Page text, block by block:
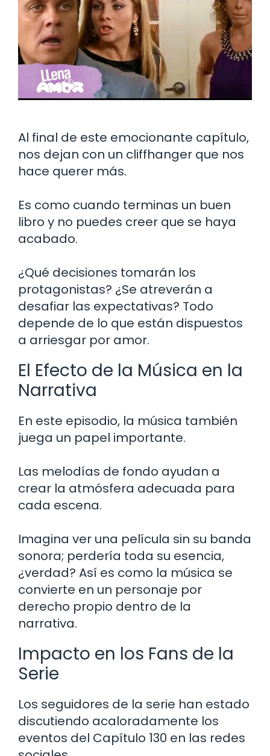
Al final de este emocionante capítulo,
nos dejan con un cliffhanger que nos
hace querer más.
Es como cuando terminas un buen
libro y no puedes creer que se haya
acabado.
¿Qué decisiones tomarán los
protagonistas? ¿Se atreverán a
desafiar las expectativas? Todo
depende de lo que están dispuestos
a arriesgar por amor.
El Efecto de la Música en la
Narrativa
En este episodio, la música también
juega un papel importante.
Las melodías de fondo ayudan a
crear la atmósfera adecuada para
cada escena.
Imagina ver una película sin su banda
sonora; perdería toda su esencia,
¿verdad? Así es como la música se
convierte en un personaje por
derecho propio dentro de la
narrativa.
Impacto en los Fans de la
Serie
Los seguidores de la serie han estado
discutiendo acaloradamente los
eventos del Capítulo 130 en las redes